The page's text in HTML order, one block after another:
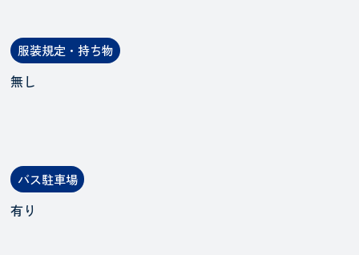
服装規定・持ち物
無し
バス駐車場
有り